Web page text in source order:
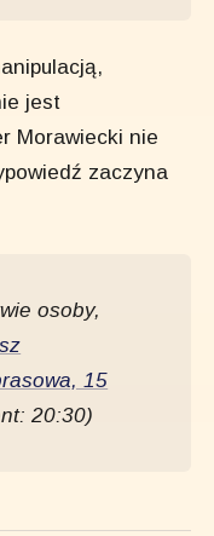
jest
Morawiecki nie
zaczyna
osoby,
15
20:30)